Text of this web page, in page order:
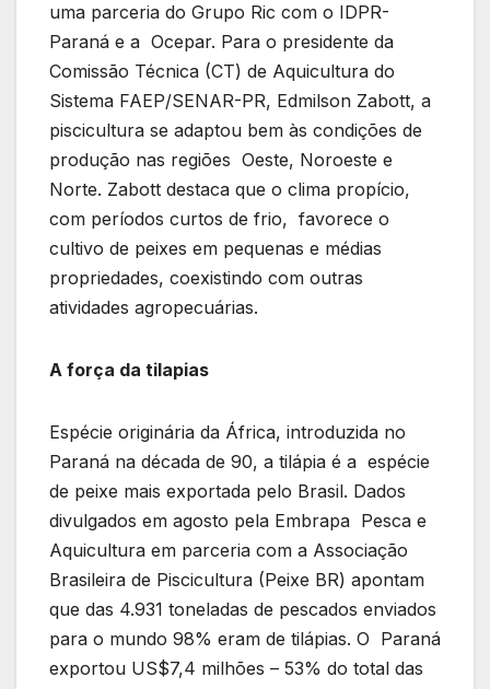
uma parceria do Grupo Ric com o IDPR-
Paraná e a Ocepar. Para o presidente da
Comissão Técnica (CT) de Aquicultura do
Sistema FAEP/SENAR-PR, Edmilson Zabott, a
piscicultura se adaptou bem às condições de
produção nas regiões Oeste, Noroeste e
Norte. Zabott destaca que o clima propício,
com períodos curtos de frio, favorece o
cultivo de peixes em pequenas e médias
propriedades, coexistindo com outras
atividades agropecuárias.
A força da tilapias
Espécie originária da África, introduzida no
Paraná na década de 90, a tilápia é a espécie
de peixe mais exportada pelo Brasil. Dados
divulgados em agosto pela Embrapa Pesca e
Aquicultura em parceria com a Associação
Brasileira de Piscicultura (Peixe BR) apontam
que das 4.931 toneladas de pescados enviados
para o mundo 98% eram de tilápias. O Paraná
exportou US$7,4 milhões – 53% do total das